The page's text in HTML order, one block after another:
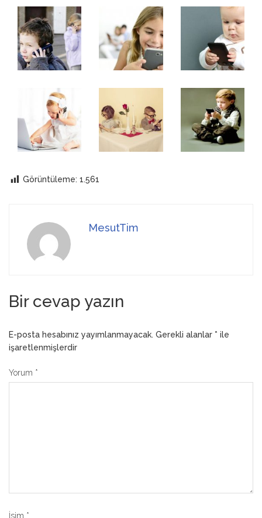
Görüntüleme: 1.561
MesutTim
Bir cevap yazın
E-posta hesabınız yayımlanmayacak. Gerekli alanlar * ile
işaretlenmişlerdir
Yorum *
İsim *